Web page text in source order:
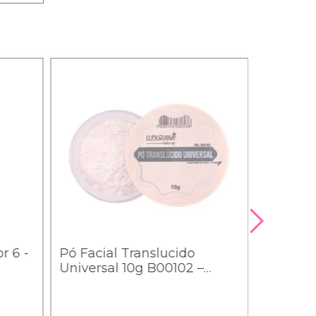
6 -
Pó Facial Translucido
Universal 10g B00102 –